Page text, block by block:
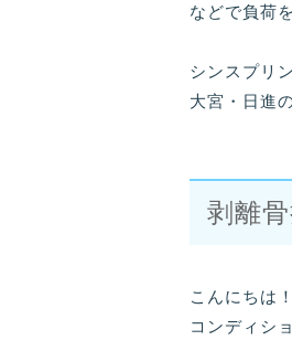
などで負荷
シンスプリ
大宮・日進
剥離
こんにちは
コンディシ